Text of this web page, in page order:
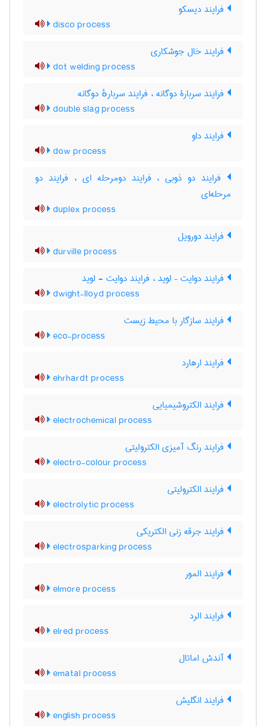
فرایند دیسکو
disco process
فرایند خال جوشکاری
dot welding process
فرایند سربارۀ دوگانه ، فرایند سربارهٔ دوگانه
double slag process
فرایند داو
dow process
فرایند دو ذوبی ، فرایند دومرحله ای ، فرایند دو
مرحله‌ای
duplex process
فرایند دورویل
durville process
فرایند دوایت – لوید ، فرایند دوایت - لوید
dwight-lloyd process
فرایند سازگار با محیط زیست
eco-process
فرایند ارهارد
ehrhardt process
فرایند الکتروشیمیایی
electrochemical process
فرایند رنگ آمیزی الکترولیتی
electro-colour process
فرایند الکترولیتی
electrolytic process
فرایند جرقه زنی الکتریکی
electrosparking process
فرایند المور
elmore process
فرایند الرد
elred process
آندش اماتال
ematal process
فرایند انگلیش
english process